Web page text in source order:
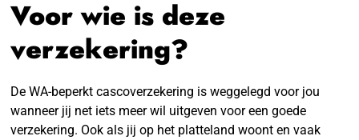
Voor wie is deze
verzekering?
De WA-beperkt cascoverzekering is weggelegd voor jou
wanneer jij net iets meer wil uitgeven voor een goede
verzekering. Ook als jij op het platteland woont en vaak